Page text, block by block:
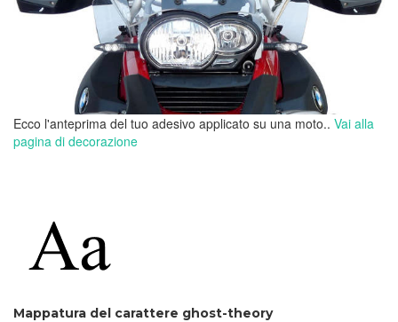
Ecco l'anteprima del tuo adesivo applicato su una moto.. Vai alla
pagina di decorazione
Mappatura del carattere ghost-theory